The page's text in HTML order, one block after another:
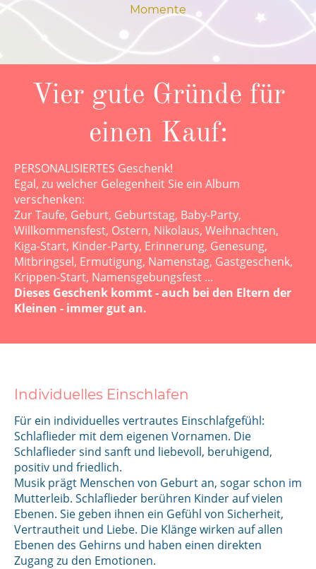
Momente
Vier gute Gründe für
einen Kauf:
PERSONALISIERTES Geschenk!
Egal, zu welcher Gelegenheit Sie ein Album
verschenken:
Zur Taufe, Geburt, Geburtstag, Baby-Party,
Willkommensfest, Ostern, Nikolaus, Weihnachten,
Kiga-Start, Kinder-Party, Erinnerung, Genesung,
Mitbringsel, Ermutigung, Namenstag, Gastgeschenk,
Krippen-Start, Namensgebungsfest ...
Dieses Geschenk kommt - auch bei den Eltern der
Kleinen - immer gut an.
Individuelles Einschlafen
Für ein individuelles vertrautes Einschlafgefühl:
Schlaflieder mit dem eigenen Vornamen. Die
Schlaflieder sind sanft und liebevoll, beruhigend,
positiv und friedlich.
Musik prägt Menschen von Geburt an, sogar schon im
Mutterleib. Schlaflieder berühren Kinder auf vielen
Ebenen. Sie geben ihnen ein Gefühl von Sicherheit,
Vertrautheit und Liebe. Die Klänge wirken auf allen
Ebenen des Gehirns und haben einen direkten
Zugang zu den Emotionen.